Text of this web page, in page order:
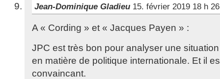
Jean-Dominique Gladieu 15. février 2019 18 h
A « Cording » et « Jacques Payen » :
JPC est très bon pour analyser une
en matière de politique internationale. Et il
convaincant.